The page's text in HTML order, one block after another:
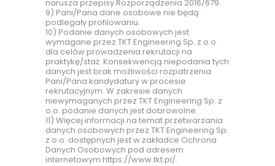
narusza przepisy Rozporządzenia 2016/679.
9) Pani/Pana dane osobowe nie będą
podlegały profilowaniu.
10) Podanie danych osobowych jest
wymagane przez TKT Engineering Sp. z o.o.
dla celów prowadzenia rekrutacji na
praktykę/staż. Konsekwencją niepodania tych
danych jest brak możliwości rozpatrzenia
Pani/Pana kandydatury w procesie
rekrutacyjnym. W zakresie danych
niewymaganych przez TKT Engineering Sp. z
o.o. podanie danych jest dobrowolne.
11) Więcej informacji na temat przetwarzania
danych osobowych przez TKT Engineering Sp.
z o.o. dostępnych jest w zakładce Ochrona
Danych Osobowych pod adresem
internetowym https://www.tkt.pl/.